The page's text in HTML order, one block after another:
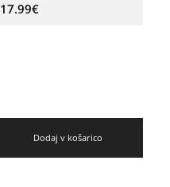
17.99€
Dodaj v košarico